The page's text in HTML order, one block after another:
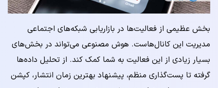
بخش عظیمی از فعالیت‌ها در بازاریابی شبکه‌های اجتماعی
مدیریت این کانال‌هاست. هوش مصنوعی می‌تواند در بخش‌های
بسیار زیادی از این فعالیت به شما کمک کند. از تحلیل داده‌ها
گرفته تا پست‌گذاری منظم، پیشنهاد بهترین زمان انتشار، کپشن